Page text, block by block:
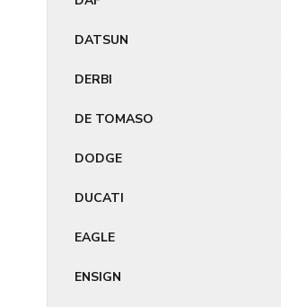
DATSUN
DERBI
DE TOMASO
DODGE
DUCATI
EAGLE
ENSIGN